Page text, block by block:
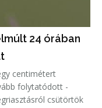
24 órában
centimétert
folytatódott -
csütörtök